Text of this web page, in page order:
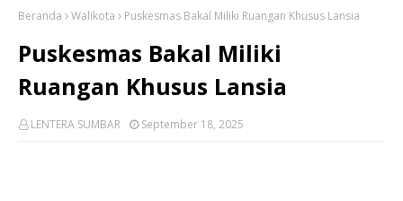
Beranda Walikota Puskesmas Bakal Miliki Ruangan Khusus Lansia
Puskesmas Bakal Miliki
Ruangan Khusus Lansia
LENTERA SUMBAR September 18, 2025